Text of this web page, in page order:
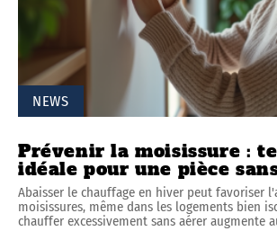
NEWS
Prévenir la moisissure :
idéale pour une pièce
Abaisser le chauffage en hiver peut favoriser
moisissures, même dans les logements bien
chauffer excessivement sans aérer augmente